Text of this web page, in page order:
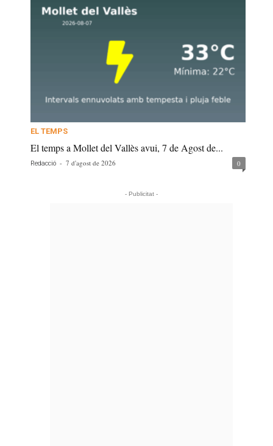
EL TEMPS
El temps a Mollet del Vallès avui, 7 de Agost de...
Redacció - 7 d'agost de 2026 0
- Publicitat -